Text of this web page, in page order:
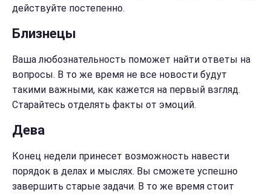
действуйте постепенно.
Близнецы
Ваша любознательность поможет найти ответы на
вопросы. В то же время не все новости будут
такими важными, как кажется на первый взгляд.
Старайтесь отделять факты от эмоций.
Дева
Конец недели принесет возможность навести
порядок в делах и мыслях. Вы сможете успешно
завершить старые задачи. В то же время стоит